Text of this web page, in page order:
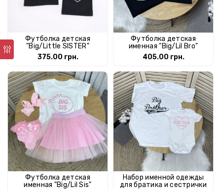
Футболка детская
"Big/Little SISTER"
375.00 грн.
Футболка детская
именная "Big/Lil Bro"
405.00 грн.
Футболка детская
именная "Big/Lil Sis"
Набор именной одежды
для братика и сестрички